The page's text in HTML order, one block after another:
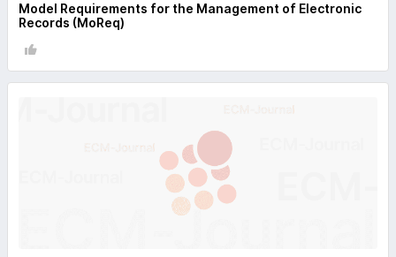
Model Requirements for the Management of Electronic
Records (MoReq)